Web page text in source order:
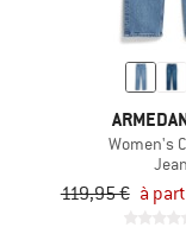
Women's
Jean
119,95 € à